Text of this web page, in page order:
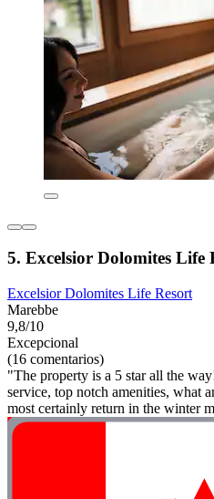
5. Excelsior Dolomites Life
Excelsior Dolomites Life Resort
Marebbe
9,8/10
Excepcional
(16 comentarios)
"The property is a 5 star all the
service, top notch amenities, what
most certainly return in the winter